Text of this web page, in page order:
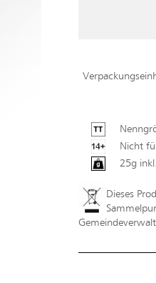
Nicht
25g
Dieses